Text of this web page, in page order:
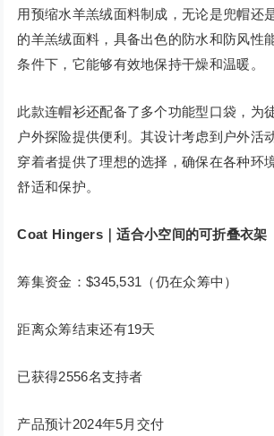
用预缩水羊羔绒面料制成，无论是兜帽还
的羊羔绒面料，具备出色的防水和防风性
条件下，它能够有效地保持干燥和温暖。
此款连帽衫还配备了多个功能型口袋，为
户外探险提供便利。其设计考虑到户外活
穿着者提供了理想的选择，确保在各种环
舒适和保护。
Coat Hingers｜适合小空间的可折叠衣架
筹集资金：$345,531（仍在众筹中）
距离众筹结束还有19天
已获得2556名支持者
产品预计2024年5月交付